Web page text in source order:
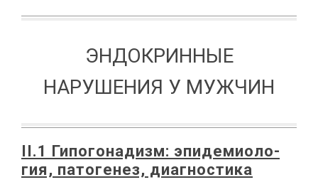
ЭНДОКРИННЫЕ
НАРУШЕНИЯ У МУЖЧИН
II.1 Ги­по­го­на­дизм: эпи­де­мио­ло­
гия, па­то­ге­нез, ди­а­гно­сти­ка